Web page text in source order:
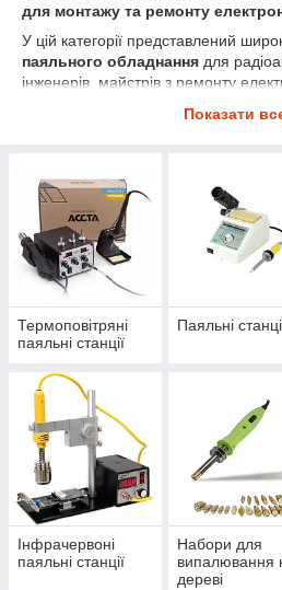
для монтажу та ремонту
У цій категорії представлений
паяльного обладнання для
інженерів, майстрів з ремонту
Термовоздушні станції (Hot
Флюси, припої, підставки,
Весь інструмент забезпечує
роботу ітривалий термін служби
повсякденного використання
майстернях.
Показати
Термоповітряні
паяльні станції
Паяльні
Інфрачервоні
паяльні станції
Набори для
випалювання
дереві